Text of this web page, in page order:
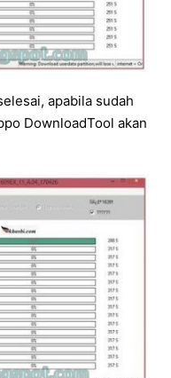
apabila sudah
DownloadTool akan